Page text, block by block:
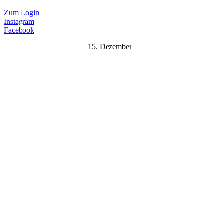
Zum Login
Instagram
Facebook
15. Dezember